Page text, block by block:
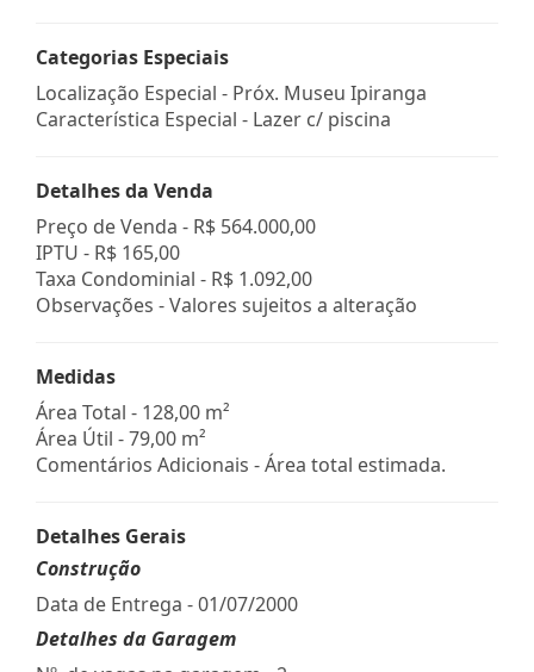
Categorias Especiais
Localização Especial - Próx. Museu Ipiranga
Característica Especial - Lazer c/ piscina
Detalhes da Venda
Preço de Venda - R$ 564.000,00
IPTU - R$ 165,00
Taxa Condominial - R$ 1.092,00
Observações - Valores sujeitos a alteração
Medidas
Área Total - 128,00 m²
Área Útil - 79,00 m²
Comentários Adicionais - Área total estimada.
Detalhes Gerais
Construção
Data de Entrega - 01/07/2000
Detalhes da Garagem